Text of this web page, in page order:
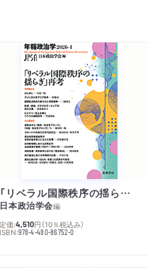
「リベラル国際秩序の揺らぎ」再考 年報政治学２０２６‐Ⅰ
日本政治学会編
定価:4,510円 （10％税込み）
ISBN:978-4-480-86752-0